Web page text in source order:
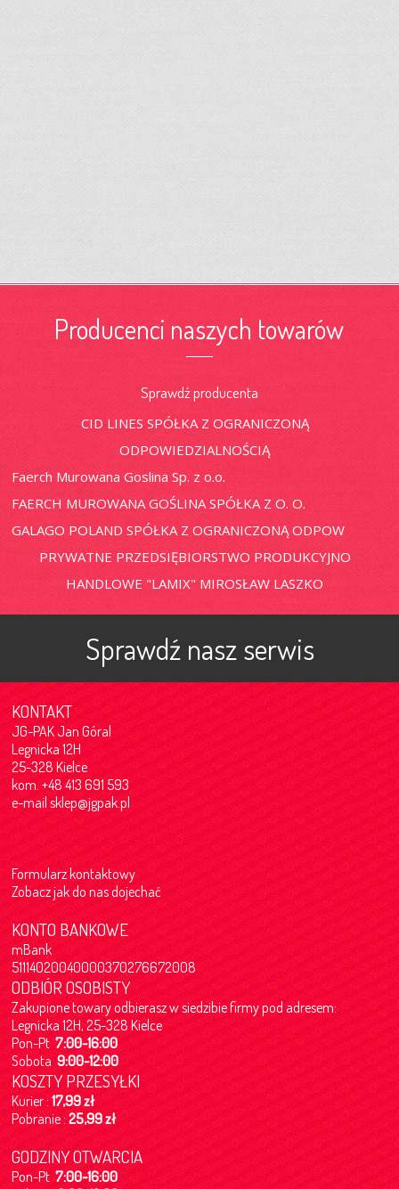
Producenci naszych towarów
Sprawdź producenta
CID LINES SPÓŁKA Z OGRANICZONĄ
ODPOWIEDZIALNOŚCIĄ
Faerch Murowana Goslina Sp. z o.o.
FAERCH MUROWANA GOŚLINA SPÓŁKA Z O. O.
GALAGO POLAND SPÓŁKA Z OGRANICZONĄ ODPOW
PRYWATNE PRZEDSIĘBIORSTWO PRODUKCYJNO
HANDLOWE "LAMIX" MIROSŁAW LASZKO
Sprawdź nasz serwis
KONTAKT
JG-PAK Jan Góral
Legnicka 12H
25-328 Kielce
kom. +48 413 691 593
e-mailsklep@jgpak.pl
Formularz kontaktowy
Zobacz jak do nas dojechać
KONTO BANKOWE
mBank
51114020040000370276672008
ODBIÓR OSOBISTY
Zakupione towary odbierasz w siedzibie firmy pod adresem:
Legnicka 12H, 25-328 Kielce
Pon-Pt7:00-16:00
Sobota9:00-12:00
KOSZTY PRZESYŁKI
Kurier :17,99 zł
Pobranie :25,99 zł
GODZINY OTWARCIA
Pon-Pt7:00-16:00